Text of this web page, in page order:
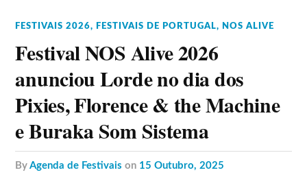
FESTIVAIS 2026, FESTIVAIS DE PORTUGAL, NOS ALIVE
Festival NOS Alive 2026
anunciou Lorde no dia dos
Pixies, Florence & the Machine
e Buraka Som Sistema
byAgenda de Festivais on 15 Outubro, 2025